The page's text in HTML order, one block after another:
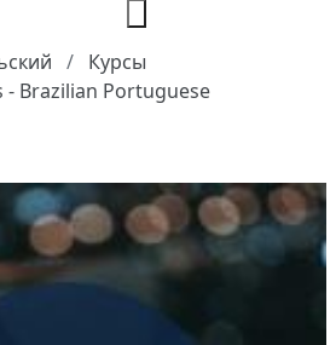
Курсы
- Brazilian Portuguese